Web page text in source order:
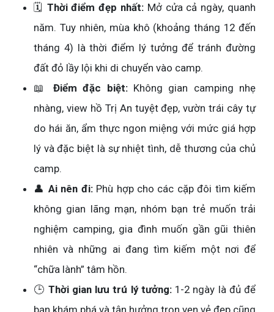
🗓️ Thời điểm đẹp nhất: Mở cửa cả ngày, quanh
năm. Tuy nhiên, mùa khô (khoảng tháng 12 đến
tháng 4) là thời điểm lý tưởng để tránh đường
đất đỏ lầy lội khi di chuyển vào camp.
📖 Điểm đặc biệt:Không gian camping nhẹ
nhàng, view hồ Trị An tuyệt đẹp, vườn trái cây tự
do hái ăn, ẩm thực ngon miệng với mức giá hợp
lý và đặc biệt là sự nhiệt tình, dễ thương của chủ
camp.
👤 Ai nên đi:Phù hợp cho các cặp đôi tìm kiếm
không gian lãng mạn, nhóm bạn trẻ muốn trải
nghiệm camping, gia đình muốn gần gũi thiên
nhiên và những ai đang tìm kiếm một nơi để
“chữa lành” tâm hồn.
🕒 Thời gian lưu trú lý tưởng:1-2 ngày là đủ để
bạn khám phá và tận hưởng trọn vẹn vẻ đẹp cũng